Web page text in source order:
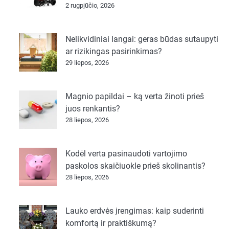
2 rugpjūčio, 2026
Nelikvidiniai langai: geras būdas sutaupyti
ar rizikingas pasirinkimas?
29 liepos, 2026
Magnio papildai – ką verta žinoti prieš
juos renkantis?
28 liepos, 2026
Kodėl verta pasinaudoti vartojimo
paskolos skaičiuokle prieš skolinantis?
28 liepos, 2026
Lauko erdvės įrengimas: kaip suderinti
komfortą ir praktiškumą?